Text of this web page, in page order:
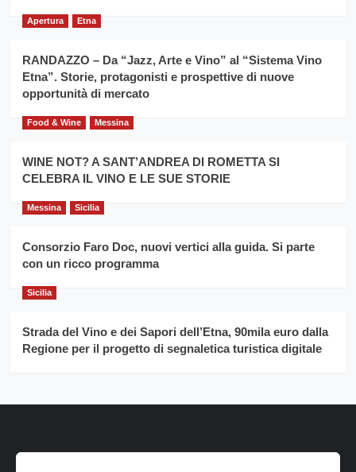
grano
anno
Franco
Caruso
Apertura Etna
RANDAZZO – Da “Jazz, Arte e Vino” al “Sistema Vino
Etna”. Storie, protagonisti e prospettive di nuove
opportunità di mercato
Food & Wine Messina
WINE NOT? A SANT’ANDREA DI ROMETTA SI
CELEBRA IL VINO E LE SUE STORIE
Messina Sicilia
Consorzio Faro Doc, nuovi vertici alla guida. Si parte
con un ricco programma
Sicilia
Strada del Vino e dei Sapori dell’Etna, 90mila euro dalla
Regione per il progetto di segnaletica turistica digitale